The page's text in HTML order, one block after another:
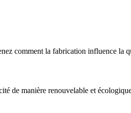
comment la fabrication influence la
de manière renouvelable et